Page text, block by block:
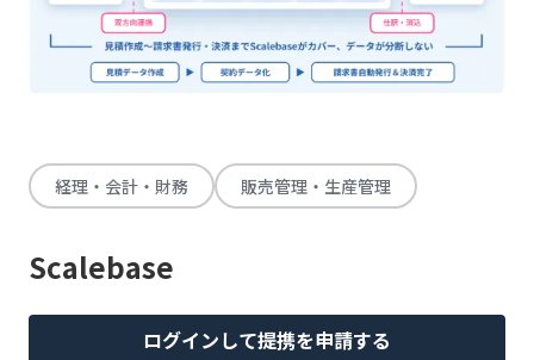
経理・会計・財務 販売管理・生産管理
Scalebase
ログインして提携を申請する